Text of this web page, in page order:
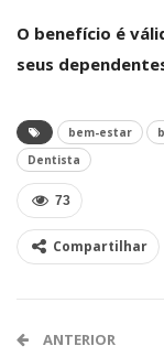
O benefício é
seus
bem-estar
Dentista
73
Compartilhar
ANTERIOR